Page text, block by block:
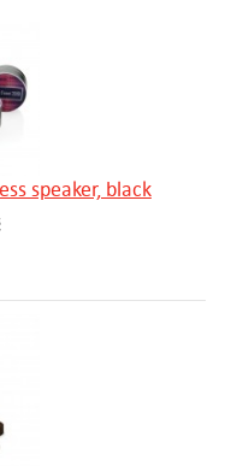
speaker, black